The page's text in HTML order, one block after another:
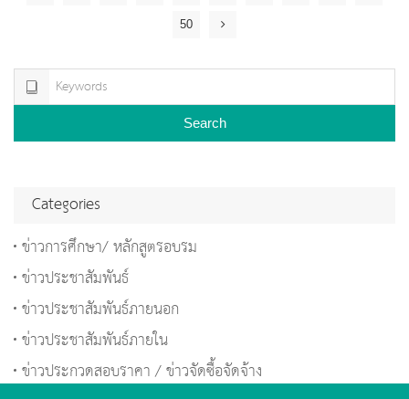
50
Search
Categories
ข่าวการศึกษา/ หลักสูตรอบรม
ข่าวประชาสัมพันธ์
ข่าวประชาสัมพันธ์ภายนอก
ข่าวประชาสัมพันธ์ภายใน
ข่าวประกวดสอบราคา / ข่าวจัดซื้อจัดจ้าง